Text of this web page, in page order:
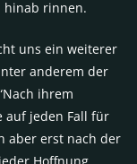
hinab rinnen.
uns ein weiterer
anderem der
ihrem
auf jeden Fall für
aber erst nach der